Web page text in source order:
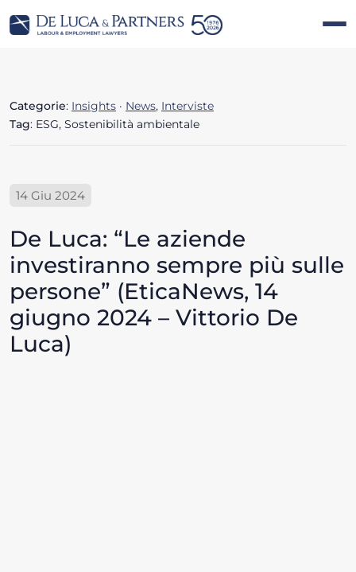
Categorie: Insights · News, Interviste
Tag: ESG, Sostenibilità ambientale
14 Giu 2024
De Luca: “Le aziende
investiranno sempre più sulle
persone” (EticaNews, 14
giugno 2024 – Vittorio De
Luca)